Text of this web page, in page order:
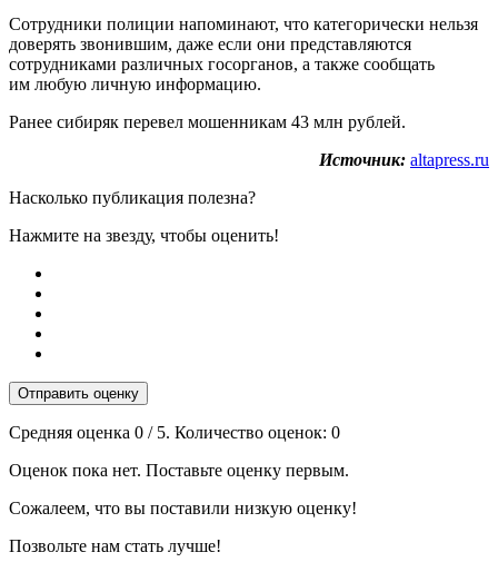
Сотрудники полиции напоминают, что категорически нельзя
доверять звонившим, даже если они представляются
сотрудниками различных госорганов, а также сообщать
им любую личную информацию.
Ранее сибиряк перевел мошенникам 43 млн рублей.
Источник: altapress.ru
Насколько публикация полезна?
Нажмите на звезду, чтобы оценить!
Отправить оценку
Средняя оценка 0 / 5. Количество оценок: 0
Оценок пока нет. Поставьте оценку первым.
Сожалеем, что вы поставили низкую оценку!
Позвольте нам стать лучше!